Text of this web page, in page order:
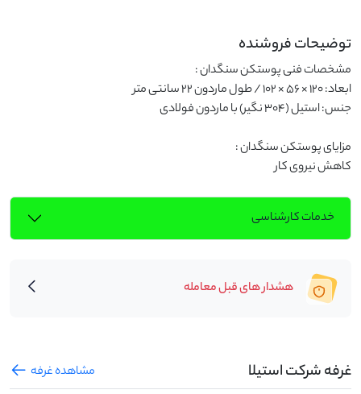
توضیحات فروشنده
کاهش نیروی کار
خدمات کارشناسی
هشدار های قبل معامله
غرفه شرکت استیلا
مشاهده غرفه